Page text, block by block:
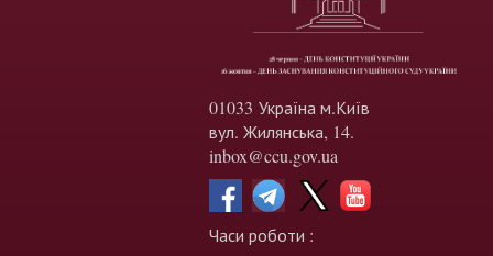
01033 Україна м.Київ
вул. Жилянська, 14.
inbox@ccu.gov.ua
Часи роботи :